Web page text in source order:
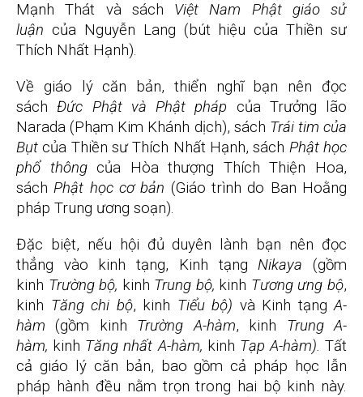
Mạnh Thát và sách Việt Nam Phật giáo sử
luận của Nguyễn Lang (bút hiệu của Thiền sư
Thích Nhất Hạnh).
Về giáo lý căn bản, thiển nghĩ bạn nên đọc
sáchĐức Phật và Phật pháp của Trưởng lão
Narada (Phạm Kim Khánh dịch), sách Trái tim của
Bụtcủa Thiền sư Thích Nhất Hạnh, sách Phật học
phổ thôngcủa Hòa thượng Thích Thiện Hoa,
sáchPhật học cơ bản (Giáo trình do Ban Hoằng
pháp Trung ương soạn).
Đặc biệt, nếu hội đủ duyên lành bạn nên đọc
thẳng vào kinh tạng, Kinh tạng Nikaya (gồm
kinh Trường bộ, kinh Trung bộ, kinh Tương ưng bộ,
kinh Tăng chi bộ, kinh Tiểu bộ) và Kinh tạngA-
hàm(gồm kinh Trường A-hàm, kinh Trung A-
hàm, kinh Tăng nhất A-hàm, kinh Tạp A-hàm). Tất
cả giáo lý căn bản, bao gồm cả pháp học lẫn
pháp hành đều nằm trọn trong hai bộ kinh này.